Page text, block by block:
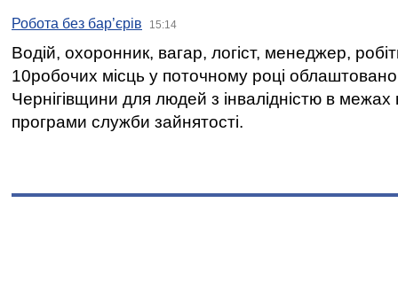
Робота без бар’єрів 15:14
Водій, охоронник, вагар, логіст, менеджер,
10робочих місць у поточному році
Чернігівщини для людей з інвалідністю в межах
програми служби зайнятості.